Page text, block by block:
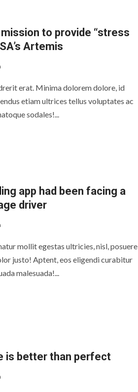
to provide “stress
Artemis
erat. Minima dolorem dolore, id
etiam ultrices tellus voluptates ac
sodales!...
app had been facing a
driver
mollit egestas ultricies, nisl, posuere
justo! Aptent, eos eligendi curabitur
malesuada!...
is better than perfect